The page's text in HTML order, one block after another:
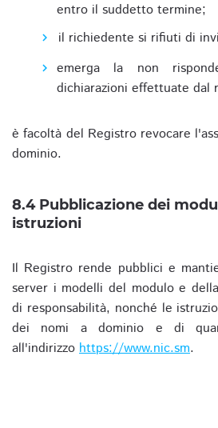
entro il suddetto termine;
il richiedente si rifiuti di
emerga la non
dichiarazioni effettuate dal
è facoltà del Registro revocare
dominio.
8.4 Pubblicazione dei
istruzioni
Il Registro rende pubblici e
server i modelli del modulo e
di responsabilità, nonché le
dei nomi a dominio e di
all'indirizzo https://www.nic.sm.